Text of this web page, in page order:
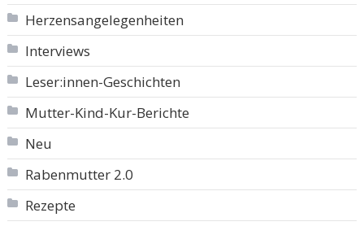
Herzensangelegenheiten
Interviews
Leser:innen-Geschichten
Mutter-Kind-Kur-Berichte
Neu
Rabenmutter 2.0
Rezepte